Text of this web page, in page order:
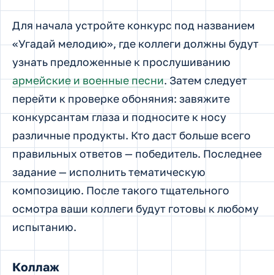
Для начала устройте конкурс под названием
«Угадай мелодию», где коллеги должны будут
узнать предложенные к прослушиванию
армейские и военные песни. Затем следует
перейти к проверке обоняния: завяжите
конкурсантам глаза и подносите к носу
различные продукты. Кто даст больше всего
правильных ответов — победитель. Последнее
задание — исполнить тематическую
композицию. После такого тщательного
осмотра ваши коллеги будут готовы к любому
испытанию.
Коллаж